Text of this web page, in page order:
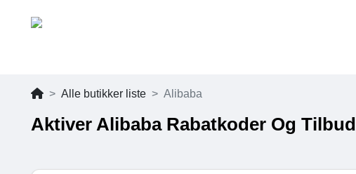
Alle butikker liste Alibaba
Aktiver Alibaba Rabatkoder Og Tilbud